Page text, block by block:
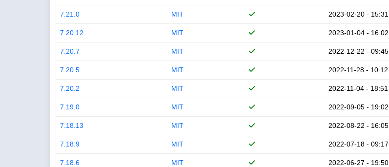
7.21.0 MIT 2023-02-20 - 15:31
7.20.12 MIT 2023-01-04 - 16:02
7.20.7 MIT 2022-12-22 - 09:45
7.20.5 MIT 2022-11-28 - 10:12
7.20.2 MIT 2022-11-04 - 18:51
7.19.0 MIT 2022-09-05 - 19:02
7.18.13 MIT 2022-08-22 - 16:05
7.18.9 MIT 2022-07-18 - 09:17
7.18.6 MIT 2022-06-27 - 19:50